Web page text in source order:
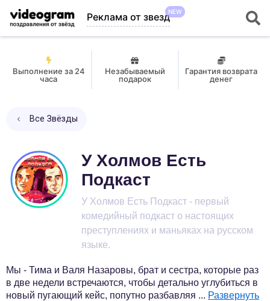
Реклама от звездNEW
Выполнение за 24
часа
Незабываемый
подарок
Гарантия возврата
денег
Все Звёзды
У Холмов Есть
Подкаст
У Холмов Есть Подкаст - первый
комедийный подкаст о настоящих
преступлениях и маньяках на русском
языке.
Мы - Тима и Валя Назаровы, брат и сестра, которые раз
в две недели встречаются, чтобы детально углубиться в
новый пугающий кейс, попутно разбавляя ... Развернуть